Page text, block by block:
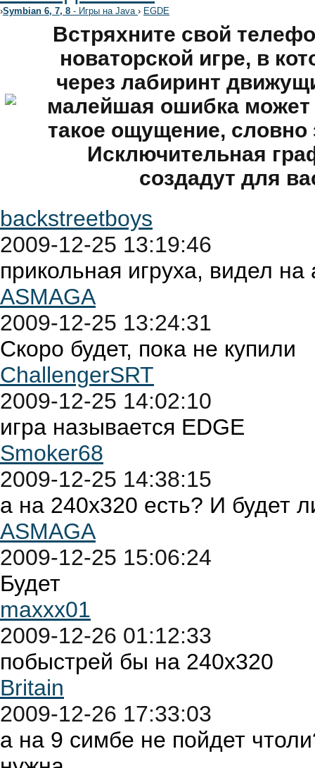
›Symbian 6, 7, 8 - Игры на Java › EGDE
Встряхните свой
новаторской игре, в
через лабиринт
малейшая ошибка может
такое ощущение,
Исключительная
создадут для
backstreetboys
2009-12-25 13:19:46
прикольная игруха, видел
ASMAGA
2009-12-25 13:24:31
Скоро будет, пока не купили
ChallengerSRT
2009-12-25 14:02:10
игра называется EDGE
Smoker68
2009-12-25 14:38:15
а на 240x320 есть? И будет
ASMAGA
2009-12-25 15:06:24
Будет
maxxx01
2009-12-26 01:12:33
побыстрей бы на 240х320
Britain
2009-12-26 17:33:03
а на 9 симбе не пойдет